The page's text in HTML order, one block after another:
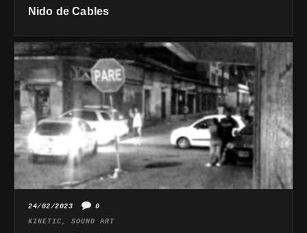
Nido de Cables
24/02/2023
0
KINETIC, SOUND ART